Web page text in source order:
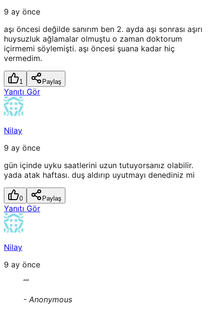
9 ay önce
aşı öncesi değilde sanırım ben 2. ayda aşı sonrası aşırı
huysuzluk ağlamalar olmuştu o zaman doktorum
içirmemi söylemişti. aşı öncesi şuana kadar hiç
vermedim.
1 Paylaş
Yanıtı Gör
Nilay
9 ay önce
gün içinde uyku saatlerini uzun tutuyorsanız olabilir.
yada atak haftası. duş aldırıp uyutmayı denediniz mi
0 Paylaş
Yanıtı Gör
Nilay
9 ay önce
“”
- Anonymous